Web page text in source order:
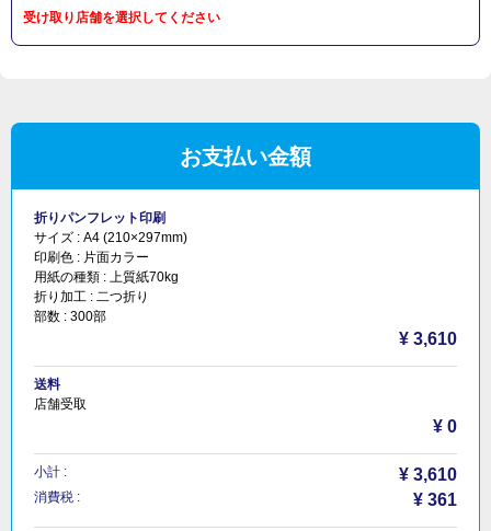
受け取り店舗を選択してください
お支払い金額
折りパンフレット印刷
サイズ : A4 (210×297mm)
印刷色 : 片面カラー
用紙の種類 : 上質紙70kg
折り加工 : 二つ折り
部数 : 300部
¥ 3,610
送料
店舗受取
¥ 0
小計 : ¥ 3,610
消費税 : ¥ 361